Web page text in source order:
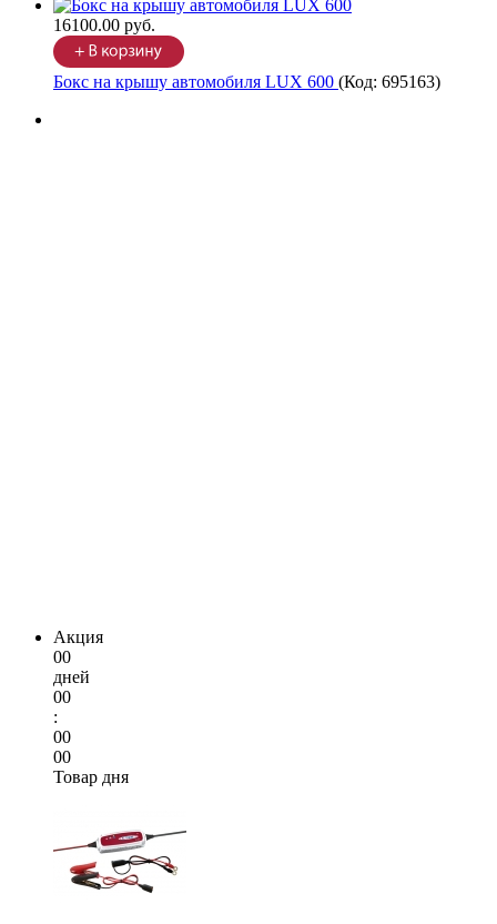
16100.00 руб.
Бокс на крышу автомобиля LUX 600 (Код: 695163)
Акция
00
дней
00
:
00
00
Товар дня